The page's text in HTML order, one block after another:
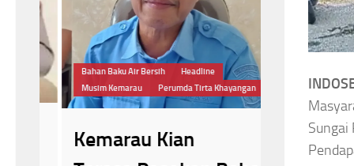
Sungai
Bahan Baku Air Bersih
Headline
Musim Kemarau
Perumda Tirta Khayangan
Kemarau Kian
Headline
Pemrintaan
Jelang
Putih